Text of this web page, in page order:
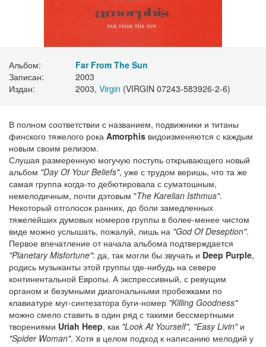
Альбом:
Far From The Sun
Записан:
2003
Издан:
2003, Virgin (VIRGIN 07243-583926-2-6)
В полном соответствии с названием, подвижники и титаны
финского тяжелого рока Amorphis видоизменяются с каждым
новым своим релизом.
Слушая размеренную могучую поступь открывающего новый
альбом "Day Of Your Beliefs", уже с трудом веришь, что та же
самая группа когда-то дебютировала с суматошным,
немелодичным, почти дэтовым "The Karelian Isthmus".
Некоторый отголосок ранних, до боли замедленных
тяжелейших думовых номеров группы в более-менее чистом
виде можно услышать, пожалуй, лишь на "God Of Deseption".
Первое впечатление от начала альбома подтверждается
"Planetary Misfortune": да, так могли бы звучать и Deep Purple,
родись музыканты этой группы где-нибудь на севере
континентальной Европы. А экспрессивный, с ревущим
органом и безумными диагональными пробежками по
клавиатуре муг-синтезатора буги-номер "Killing Goodness"
можно смело ставить в один ряд с такими бессмертными
творениями Uriah Heep, как "Look At Yourself", "Easy Livin"и
"Spider Woman". Хотя в целом подход к написанию мелодий у